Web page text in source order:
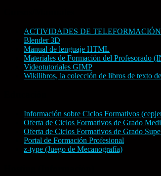
ACTIVIDADES DE
Blender 3D
Manual de lenguaje HTML
Materiales de Formación del Profesorado
Videotutoriales GIMP
Wikilibros, la colección de libros de texto
Información sobre Ciclos Formativos
Oferta de Ciclos Formativos de Grado
Oferta de Ciclos Formativos de Grado
Portal de Formación Profesional
z-type (Juego de Mecanografía)